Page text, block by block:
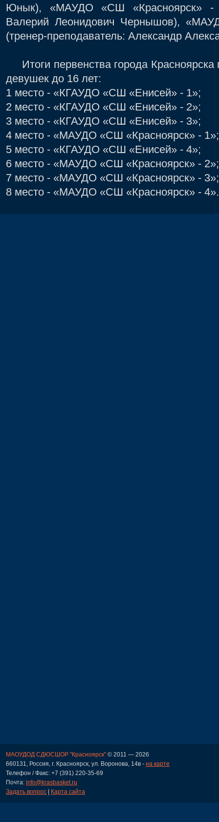
Юнык), «МАУДО «СШ «Красноярск» -
Валерий Леонидович Чернышов),
(тренер-преподаватель: Александр
Итоги первенства города Красноярска
девушек до 16 лет:
1 место - «КГАУДО «СШ «Енисей» - 1»;
2 место - «КГАУДО «СШ «Енисей» - 2»;
3 место - «КГАУДО «СШ «Енисей» - 3»;
4 место - «МАУДО «СШ «Красноярск» - 1»;
5 место - «КГАУДО «СШ «Енисей» - 4»;
6 место - «МАУДО «СШ «Красноярск» - 2»;
7 место - «МАУДО «СШ «Красноярск» - 3»;
8 место - «МАУДО «СШ «Красноярск» - 4».
МАОУДОД СДЮСШОР "Красноярск" © 2011 — 2026
660131, Россия, г. Красноярск, ул. Воронова, 14в - на карте
Телефон / Факс: +7 (391) 220-35-69
Почта: info@krasbasket.ru
Задать вопрос | Карта сайта